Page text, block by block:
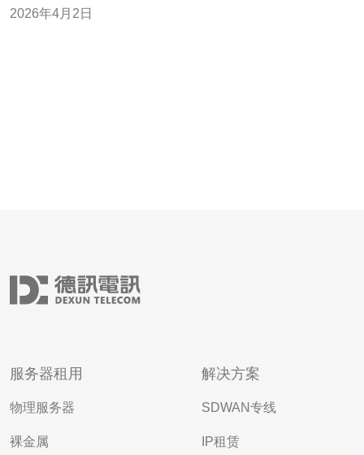
最低月费若伴随高额超流量罚款或绑定长合同期，实际成
2026年4月2日
服务器租用
物理服务器
裸金属
解决方案
SDWAN专线
IP租赁